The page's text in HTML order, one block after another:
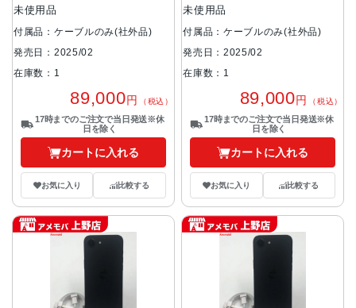
未使用品
付属品：ケーブルのみ(社外品)
発売日：2025/02
在庫数：1
89,000円 （税込）
17時までのご注文で当日発送※休
日を除く
カートに入れる
お気に入り 比較する
未使用品
付属品：ケーブルのみ(社外品)
発売日：2025/02
在庫数：1
89,000円 （税込）
17時までのご注文で当日発送※休
日を除く
カートに入れる
お気に入り 比較する